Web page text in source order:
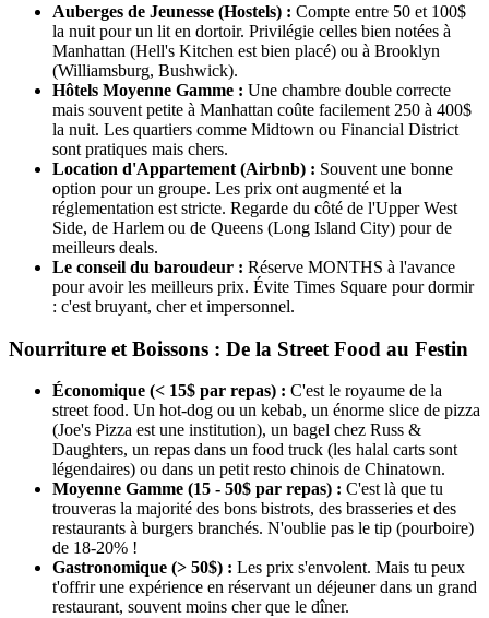
Auberges de Jeunesse (Hostels) : Compte entre 50 et 100$
la nuit pour un lit en dortoir. Privilégie celles bien notées à
Manhattan (Hell's Kitchen est bien placé) ou à Brooklyn
(Williamsburg, Bushwick).
Hôtels Moyenne Gamme : Une chambre double correcte
mais souvent petite à Manhattan coûte facilement 250 à 400$
la nuit. Les quartiers comme Midtown ou Financial District
sont pratiques mais chers.
Location d'Appartement (Airbnb) : Souvent une bonne
option pour un groupe. Les prix ont augmenté et la
réglementation est stricte. Regarde du côté de l'Upper West
Side, de Harlem ou de Queens (Long Island City) pour de
meilleurs deals.
Le conseil du baroudeur : Réserve MONTHS à l'avance
pour avoir les meilleurs prix. Évite Times Square pour dormir
: c'est bruyant, cher et impersonnel.
Nourriture et Boissons : De la Street Food au Festin
Économique (< 15$ par repas) : C'est le royaume de la
street food. Un hot-dog ou un kebab, un énorme slice de pizza
(Joe's Pizza est une institution), un bagel chez Russ &
Daughters, un repas dans un food truck (les halal carts sont
légendaires) ou dans un petit resto chinois de Chinatown.
Moyenne Gamme (15 - 50$ par repas) : C'est là que tu
trouveras la majorité des bons bistrots, des brasseries et des
restaurants à burgers branchés. N'oublie pas le tip (pourboire)
de 18-20% !
Gastronomique (> 50$) : Les prix s'envolent. Mais tu peux
t'offrir une expérience en réservant un déjeuner dans un grand
restaurant, souvent moins cher que le dîner.